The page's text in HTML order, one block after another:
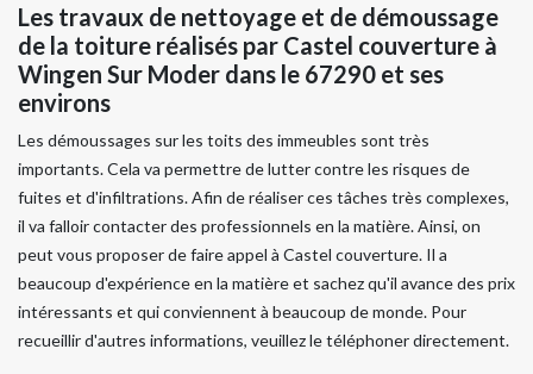
Les travaux de nettoyage et de démoussage
de la toiture réalisés par Castel couverture à
Wingen Sur Moder dans le 67290 et ses
environs
Les démoussages sur les toits des immeubles sont très
importants. Cela va permettre de lutter contre les risques de
fuites et d'infiltrations. Afin de réaliser ces tâches très complexes,
il va falloir contacter des professionnels en la matière. Ainsi, on
peut vous proposer de faire appel à Castel couverture. Il a
beaucoup d'expérience en la matière et sachez qu'il avance des prix
intéressants et qui conviennent à beaucoup de monde. Pour
recueillir d'autres informations, veuillez le téléphoner directement.